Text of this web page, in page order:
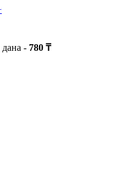
дана - 780 ₸